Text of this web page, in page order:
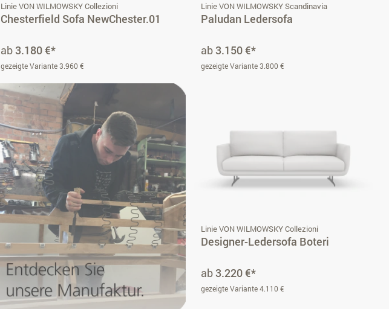
Linie VON WILMOWSKY Collezioni
Chesterfield Sofa NewChester.01
ab 3.180 €*
gezeigte Variante 3.960 €
Linie VON WILMOWSKY Scandinavia
Paludan Ledersofa
ab 3.150 €*
gezeigte Variante 3.800 €
Linie VON WILMOWSKY Collezioni
Designer-Ledersofa Boteri
ab 3.220 €*
gezeigte Variante 4.110 €